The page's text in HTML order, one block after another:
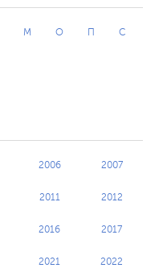
М О П С
2006 2007
2011 2012
2016 2017
2021 2022